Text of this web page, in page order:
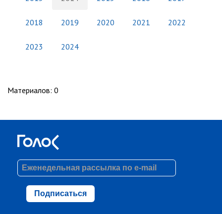
2018 2019 2020 2021 2022
2023 2024
Материалов: 0
Подписаться